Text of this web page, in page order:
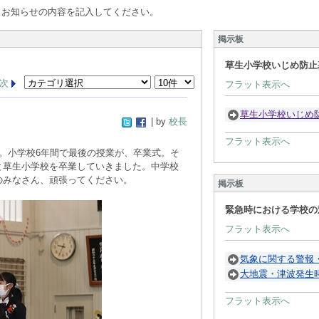
知らせの内容を記入してください。
次
| by 校長
学校6年間で最後の授業が、卒業式。そ
生小学校を卒業していきました。中学校
なさん、頑張ってください。
掲示板
草生小学校いじめ防
フラット表示へ
草生小学校いじめ
フラット表示へ
掲示板
緊急時における学校
フラット表示へ
気象に関する警報
大地震・津波発生
フラット表示へ